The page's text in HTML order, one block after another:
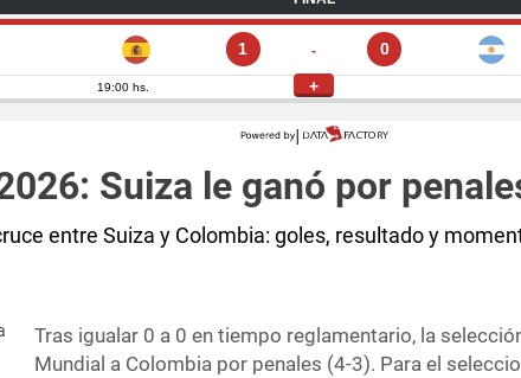
Suiza le ganó por
entre Suiza y Colombia: goles, resultado y
Tras igualar 0 a 0 en tiempo reglamentario, la
Mundial a Colombia por penales (4-3). Para el